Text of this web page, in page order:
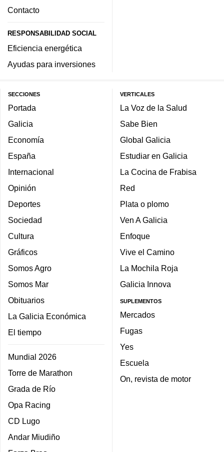
Contacto
RESPONSABILIDAD SOCIAL
Eficiencia energética
Ayudas para inversiones
SECCIONES
Portada
Galicia
Economía
España
Internacional
Opinión
Deportes
Sociedad
Cultura
Gráficos
Somos Agro
Somos Mar
Obituarios
La Galicia Económica
El tiempo
Mundial 2026
Torre de Marathon
Grada de Río
Opa Racing
CD Lugo
Andar Miudiño
VERTICALES
La Voz de la Salud
Sabe Bien
Global Galicia
Estudiar en Galicia
La Cocina de Frabisa
Red
Plata o plomo
Ven A Galicia
Enfoque
Vive el Camino
La Mochila Roja
Galicia Innova
SUPLEMENTOS
Mercados
Fugas
Yes
Escuela
On, revista de motor